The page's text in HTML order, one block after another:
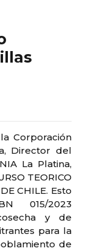
Corporación
Director del
La Platina,
TEORICO
CHILE. Esto
015/2023
y de
para la
de